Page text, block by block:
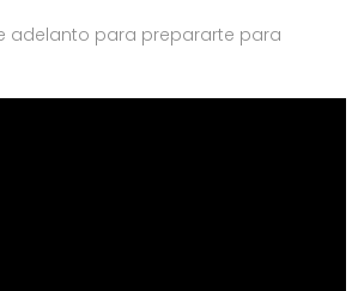
adelanto para prepararte para